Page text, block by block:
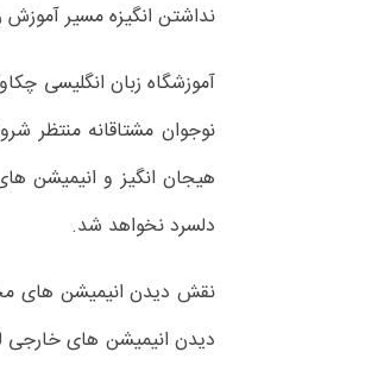
نداشتن انگیزه مسیر
آموزشگاه زبان انگلیسی
نوجوان مشتاقانه منتظر
هیجان انگیز و انیمیشن
دلسرد نخواهد شد.
نقش دیدن انیمیشن های
دیدن انیمیشن های خارجی